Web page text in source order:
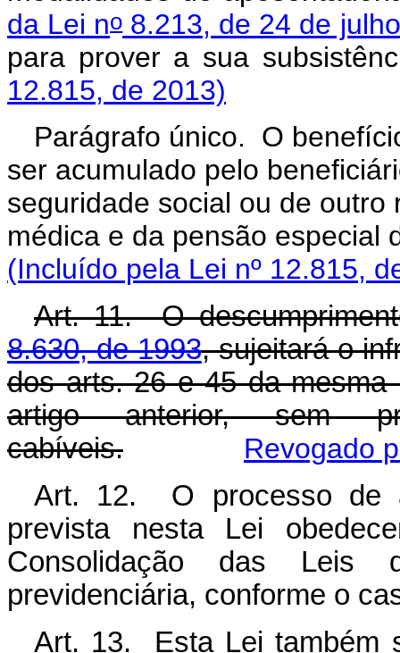
da Lei no8.213, de 24 de
para prover a sua
12.815, de 2013)
Parágrafo único. O
ser acumulado pelo
seguridade social ou de
médica e da pensão
(Incluído pela Lei nº 12.815,
Art. 11. O
8.630, de 1993, sujeitará o
dos arts. 26 e 45 da
artigo anterior, sem
cabíveis.
Revogado
Art. 12. O processo de
prevista nesta Lei
Consolidação das Leis
previdenciária, conforme o
Art. 13. Esta Lei também